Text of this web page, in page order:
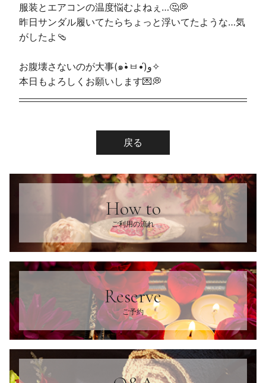
服装とエアコンの温度悩むよねぇ…🤔💭
昨日サンダル履いてたらちょっと浮いてたような…気
がしたよ🩴
お腹壊さないのが大事(๑•̀ㅂ•́)و✧
本日もよろしくお願いします💌💭
戻る
How to
ご利用の流れ
Reserve
ご予約